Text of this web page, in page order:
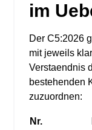
im
Der C5:2026
mit jeweils
Verstaendnis
bestehenden
zuzuordnen:
Nr.